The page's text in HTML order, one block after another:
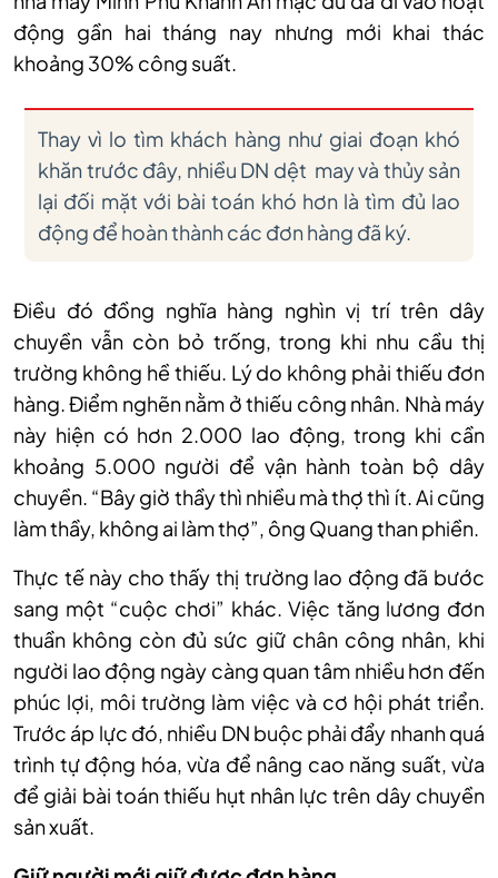
động gần hai tháng nay nhưng mới khai thác
khoảng 30% công suất.
Thay vì lo tìm khách hàng như giai đoạn khó
khăn trước đây, nhiều DN dệt may và thủy sản
lại đối mặt với bài toán khó hơn là tìm đủ lao
động để hoàn thành các đơn hàng đã ký.
Điều đó đồng nghĩa hàng nghìn vị trí trên dây
chuyền vẫn còn bỏ trống, trong khi nhu cầu thị
trường không hề thiếu. Lý do không phải thiếu đơn
hàng. Điểm nghẽn nằm ở thiếu công nhân. Nhà máy
này hiện có hơn 2.000 lao động, trong khi cần
khoảng 5.000 người để vận hành toàn bộ dây
chuyền. “Bây giờ thầy thì nhiều mà thợ thì ít. Ai cũng
làm thầy, không ai làm thợ”, ông Quang than phiền.
Thực tế này cho thấy thị trường lao động đã bước
sang một “cuộc chơi” khác. Việc tăng lương đơn
thuần không còn đủ sức giữ chân công nhân, khi
người lao động ngày càng quan tâm nhiều hơn đến
phúc lợi, môi trường làm việc và cơ hội phát triển.
Trước áp lực đó, nhiều DN buộc phải đẩy nhanh quá
trình tự động hóa, vừa để nâng cao năng suất, vừa
để giải bài toán thiếu hụt nhân lực trên dây chuyền
sản xuất.